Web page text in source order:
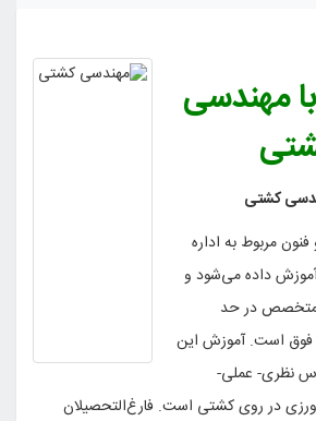
مهندسی
کشتی
مربوط به اداره
داده می‌شود و
متخصص در حد
فوق است. آموزش این
نظری- عملی-
در روی کشتی است. فارغ‌التحصیلان